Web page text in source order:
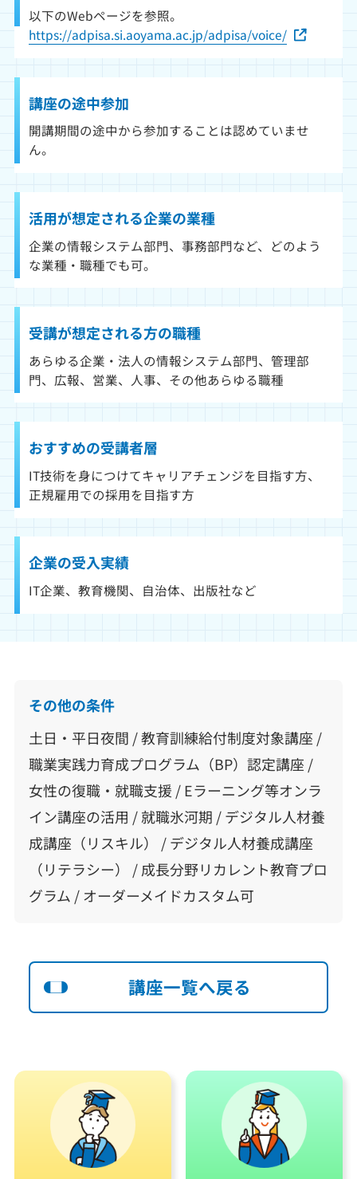
以下のWebページを参照。
https://adpisa.si.aoyama.ac.jp/adpisa/voice/
講座の途中参加
開講期間の途中から参加することは認めていませ
ん。
活用が想定される企業の業種
企業の情報システム部門、事務部門など、どのよう
な業種・職種でも可。
受講が想定される方の職種
あらゆる企業・法人の情報システム部門、管理部
門、広報、営業、人事、その他あらゆる職種
おすすめの受講者層
IT技術を身につけてキャリアチェンジを目指す方、
正規雇用での採用を目指す方
企業の受入実績
IT企業、教育機関、自治体、出版社など
その他の条件
土日・平日夜間 / 教育訓練給付制度対象講座 /
職業実践力育成プログラム（BP）認定講座 /
女性の復職・就職支援 / Eラーニング等オンラ
イン講座の活用 / 就職氷河期 / デジタル人材養
成講座（リスキル） / デジタル人材養成講座
（リテラシー） / 成長分野リカレント教育プロ
グラム / オーダーメイドカスタム可
講座一覧へ戻る